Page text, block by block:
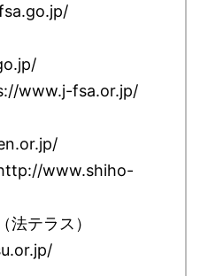
www.j-fsa.or.jp/
www.shiho-
法テラス）